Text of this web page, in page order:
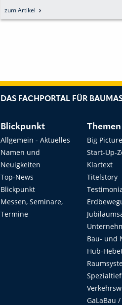
zum Artikel
DAS FACHPORTAL FÜR
Blickpunkt
Allgemein - Aktuelles
Namen und
Neuigkeiten
Top-News
Blickpunkt
Messen, Seminare,
Termine
Themen
Big Picture
Start-Up-
Klartext
Titelstory
Bau- und
Hub-
GaLaBau